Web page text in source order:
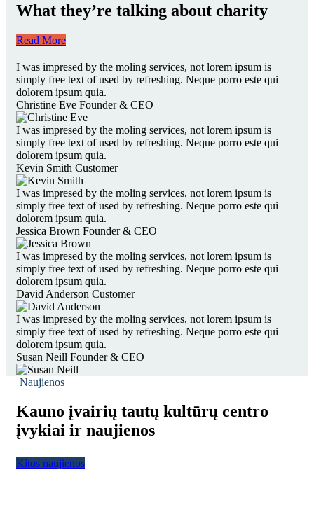
What they’re talking about charity
Read More
I was impresed by the moling services, not lorem ipsum is
simply free text of used by refreshing. Neque porro este qui
dolorem ipsum quia.
Christine Eve Founder & CEO
I was impresed by the moling services, not lorem ipsum is
simply free text of used by refreshing. Neque porro este qui
dolorem ipsum quia.
Kevin Smith Customer
I was impresed by the moling services, not lorem ipsum is
simply free text of used by refreshing. Neque porro este qui
dolorem ipsum quia.
Jessica Brown Founder & CEO
I was impresed by the moling services, not lorem ipsum is
simply free text of used by refreshing. Neque porro este qui
dolorem ipsum quia.
David Anderson Customer
I was impresed by the moling services, not lorem ipsum is
simply free text of used by refreshing. Neque porro este qui
dolorem ipsum quia.
Susan Neill Founder & CEO
Naujienos
Kauno įvairių tautų kultūrų centro
įvykiai ir naujienos
Kitos naujienos